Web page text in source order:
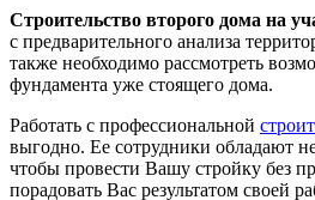
Строительство второго дома на
с предварительного анализа
также необходимо рассмотреть
фундамента уже стоящего дома.
Работать с профессиональной
выгодно. Ее сотрудники обладают
чтобы провести Вашу стройку без
порадовать Вас результатом своей